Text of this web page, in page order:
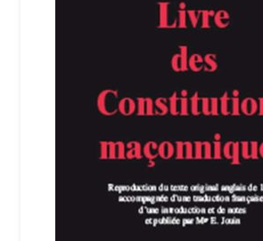
Nous Contacter
Politique de confidentialité et cookies
Qui sommes-nous ?
Soutien à Philippe Randa